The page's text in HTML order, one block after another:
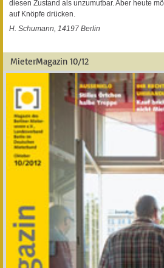
diesen Zustand als unzumutbar. Aber heute
auf Knöpfe drücken.
H. Schumann, 14197 Berlin
MieterMagazin 10/12